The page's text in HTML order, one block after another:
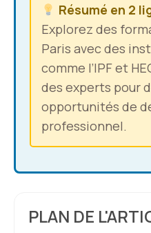
Résumé en 2
Explorez des
Paris avec des
comme l’IPF et
des experts pour
opportunités de
professionnel.
PLAN DE